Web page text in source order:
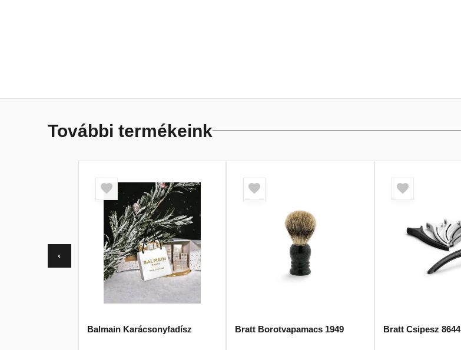
További termékeink
‹
Balmain Karácsonyfadísz Bratt Borotvapamacs 1949 Bratt Csipesz 8644